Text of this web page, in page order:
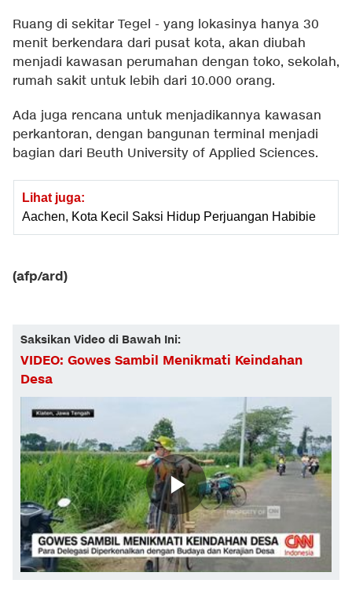
Ruang di sekitar Tegel - yang lokasinya hanya 30
menit berkendara dari pusat kota, akan diubah
menjadi kawasan perumahan dengan toko, sekolah,
rumah sakit untuk lebih dari 10.000 orang.
Ada juga rencana untuk menjadikannya kawasan
perkantoran, dengan bangunan terminal menjadi
bagian dari Beuth University of Applied Sciences.
Lihat juga:
Aachen, Kota Kecil Saksi Hidup Perjuangan Habibie
(afp/ard)
Saksikan Video di Bawah Ini:
VIDEO: Gowes Sambil Menikmati Keindahan
Desa